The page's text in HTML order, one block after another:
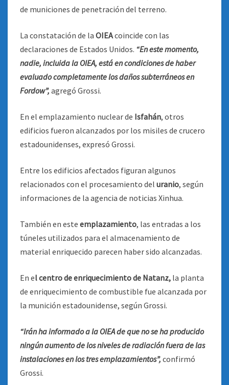
de municiones de penetración del terreno.
La constatación de la OIEAcoincide con las
declaraciones de Estados Unidos. “En este momento,
nadie, incluida la OIEA, está en condiciones de haber
evaluado completamente los daños subterráneos en
Fordow”, agregó Grossi.
En el emplazamiento nuclear de Isfahán, otros
edificios fueron alcanzados por los misiles de crucero
estadounidenses, expresó Grossi.
Entre los edificios afectados figuran algunos
relacionados con el procesamiento del uranio, según
informaciones de la agencia de noticias Xinhua.
También en este emplazamiento, las entradas a los
túneles utilizados para el almacenamiento de
material enriquecido parecen haber sido alcanzadas.
En el centro de enriquecimiento de Natanz, la planta
de enriquecimiento de combustible fue alcanzada por
la munición estadounidense, según Grossi.
“Irán ha informado a la OIEA de que no se ha producido
ningún aumento de los niveles de radiación fuera de las
instalaciones en los tres emplazamientos”, confirmó
Grossi.